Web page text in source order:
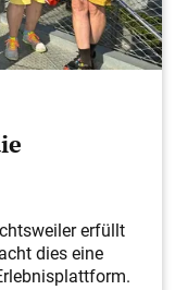
erfüllt
dies eine